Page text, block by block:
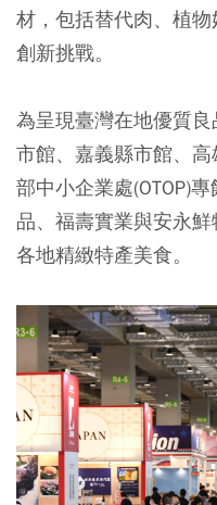
材，包括替代肉、植
創新挑戰。
為呈現臺灣在地優質
市館、嘉義縣市館、
部中小企業處(OTOP)
品、福壽實業與安永
各地精緻特產美食。